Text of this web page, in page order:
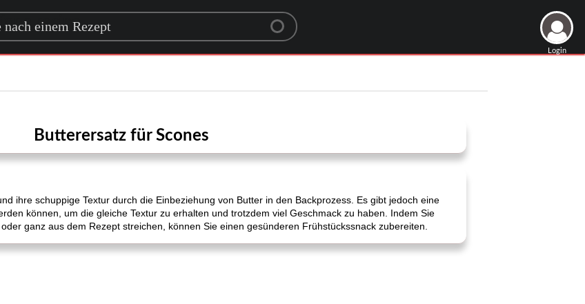
a recipe
Login
Butterersatz für Scones
ihre schuppige Textur durch die Einbeziehung von Butter in den Backprozess. Es gibt jedoch eine
können, um die gleiche Textur zu erhalten und trotzdem viel Geschmack zu haben. Indem Sie
ganz aus dem Rezept streichen, können Sie einen gesünderen Frühstückssnack zubereiten.